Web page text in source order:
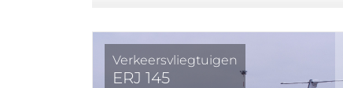
Verkeersvliegtuigen
ERJ 145